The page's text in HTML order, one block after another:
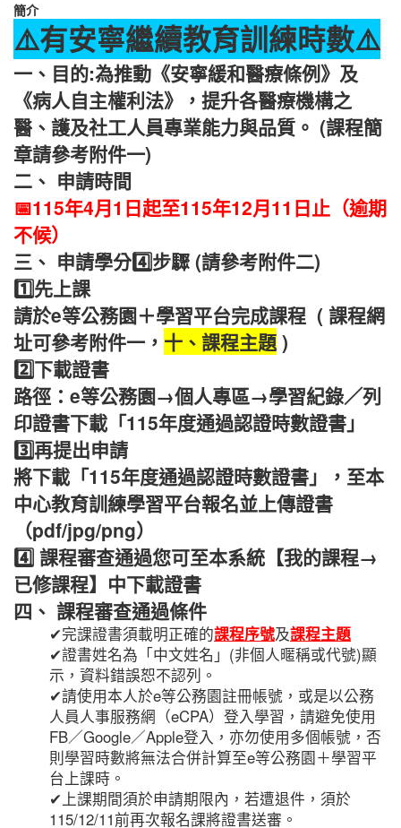
簡介
⚠️有安寧繼續教育訓練時數⚠️
一、目的:為推動《安寧緩和醫療條例》及
《病人自主權利法》，提升各醫療機構之
醫、護及社工人員專業能力與品質。 (課程簡
章請參考附件一)
二、 申請時間
📅115年4月1日起至115年12月11日止（逾期
不候）
三、 申請學分4️⃣步驟 (請參考附件二)
1️⃣先上課
請於e等公務園＋學習平台完成課程 ( 課程網
址可參考附件一， 十、課程主題)
2️⃣下載證書
路徑：e等公務園→個人專區→學習紀錄／列
印證書下載「115年度通過認證時數證書」
3️⃣再提出申請
將下載「115年度通過認證時數證書」，至本
中心教育訓練學習平台報名並上傳證書
（pdf/jpg/png）
4️⃣ 課程審查通過您可至本系統【我的課程→
已修課程】中下載證書
四、 課程審查通過條件
✔完課證書須載明正確的課程序號及課程主題
✔證書姓名為「中文姓名」(非個人暱稱或代號)顯
示，資料錯誤恕不認列。
✔請使用本人於e等公務園註冊帳號，或是以公務
人員人事服務網（eCPA）登入學習，請避免使用
FB／Google／Apple登入，亦勿使用多個帳號，否
則學習時數將無法合併計算至e等公務園＋學習平
台上課時。
✔上課期間須於申請期限內，若遭退件，須於
115/12/11前再次報名課將證書送審。